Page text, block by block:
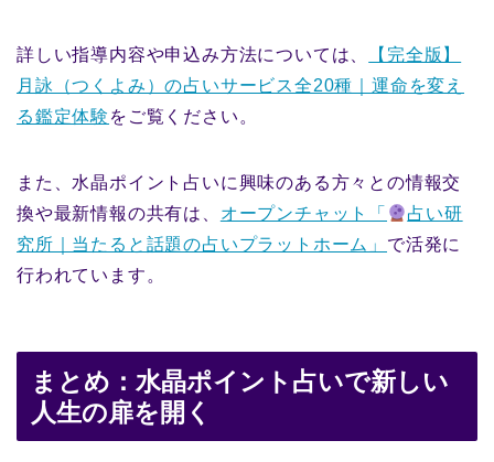
詳しい指導内容や申込み方法については、
【完全版】
月詠（つくよみ）の占いサービス全20種｜運命を変え
る鑑定体験 をご覧ください。
また、水晶ポイント占いに興味のある方々との情報交
換や最新情報の共有は、 オープンチャット「
占い研
究所｜当たると話題の占いプラットホーム」 で活発に
行われています。
まとめ：水晶ポイント占いで新しい
人生の扉を開く